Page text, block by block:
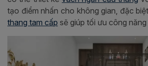
tạo điểm nhấn cho không gian, đặc
thang tam cấp sẽ giúp tối ưu công